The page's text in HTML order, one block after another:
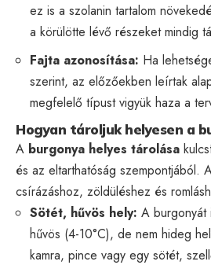
ez is a szolanin tartalom
a körülötte lévő részeket mindig
Fajta azonosítása: Ha
szerint, az előzőekben leírtak
megfelelő típust vigyük haza a
Hogyan tároljuk helyesen a
A burgonya helyes tárolása
és az eltarthatóság szempontjából.
csírázáshoz, zöldüléshez és
Sötét, hűvös hely: A burgonyát
hűvös (4-10°C), de nem hideg
kamra, pince vagy egy sötét,